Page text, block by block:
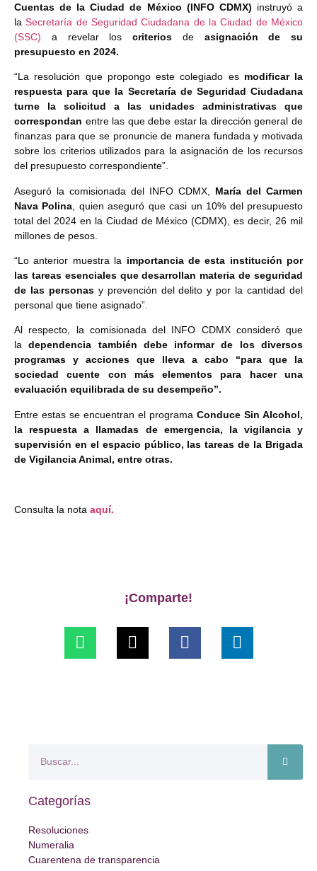
Cuentas de la Ciudad de México (INFO CDMX) instruyó a
laSecretaría de Seguridad Ciudadana de la Ciudad de México
(SSC) a revelar los criterios de asignación de su
presupuesto en 2024.
“La resolución que propongo este colegiado es modificar la
respuesta para que la Secretaría de Seguridad Ciudadana
turne la solicitud a las unidades administrativas que
correspondan entre las que debe estar la dirección general de
finanzas para que se pronuncie de manera fundada y motivada
sobre los criterios utilizados para la asignación de los recursos
del presupuesto correspondiente”.
Aseguró la comisionada del INFO CDMX,
María del Carmen
Nava Polina , quien aseguró que casi un 10% del presupuesto
total del 2024 en la Ciudad de México (CDMX), es decir, 26 mil
millones de pesos.
“Lo anterior muestra la importancia de esta institución por
las tareas esenciales que desarrollan materia de seguridad
de las personasy prevención del delito y por la cantidad del
personal que tiene asignado”.
Al respecto, la comisionada del INFO CDMX consideró que
ladependencia también debe informar de los diversos
programas y acciones que lleva a cabo “para que la
sociedad cuente con más elementos para hacer una
evaluación equilibrada de su desempeño”.
Entre estas se encuentran el programa Conduce Sin Alcohol,
la respuesta a llamadas de emergencia, la vigilancia y
supervisión en el espacio público, las tareas de la Brigada
de Vigilancia Animal, entre otras.
Consulta la nota aquí.
¡Comparte!
Categorías
Resoluciones
Numeralia
Cuarentena de transparencia